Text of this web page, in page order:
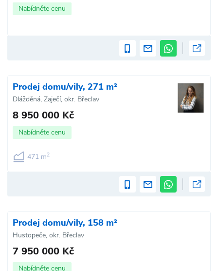
Nabídněte cenu
Prodej domu/vily, 271 m²
Dlážděná, Zaječí, okr. Břeclav
8 950 000 Kč
Nabídněte cenu
471 m2
Prodej domu/vily, 158 m²
Hustopeče, okr. Břeclav
7 950 000 Kč
Nabídněte cenu